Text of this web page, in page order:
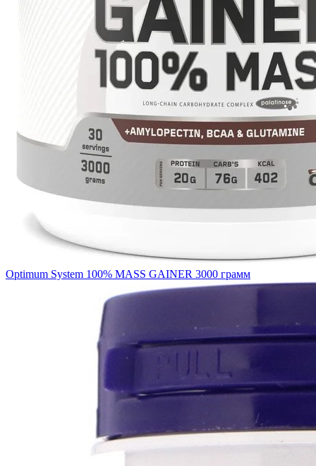
Optimum System 100% MASS GAINER 3000 грамм